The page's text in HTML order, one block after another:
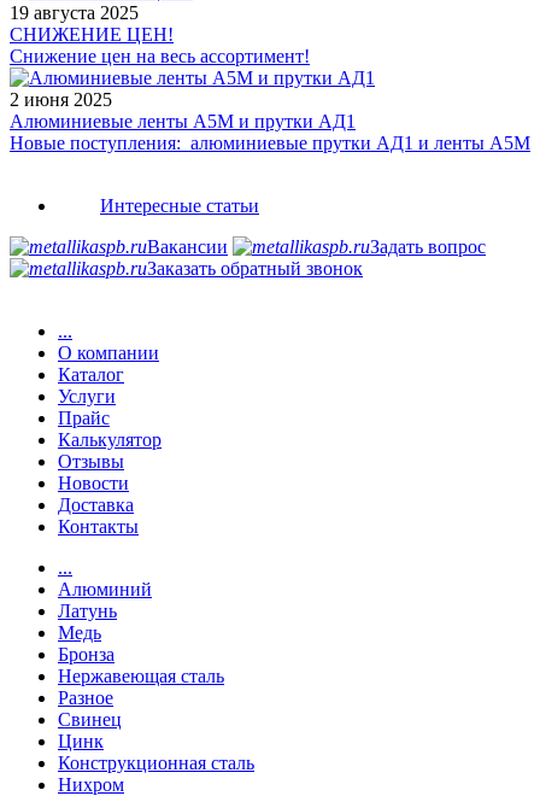
19 августа 2025
СНИЖЕНИЕ ЦЕН!
Снижение цен на весь ассортимент!
2 июня 2025
Алюминиевые ленты А5М и прутки АД1
Новые поступления: алюминиевые прутки АД1 и ленты А5М
Интересные статьи
Вакансии
Задать вопрос
Заказать обратный звонок
...
О компании
Каталог
Услуги
Прайс
Калькулятор
Отзывы
Новости
Доставка
Контакты
...
Алюминий
Латунь
Медь
Бронза
Нержавеющая сталь
Разное
Свинец
Цинк
Конструкционная сталь
Нихром